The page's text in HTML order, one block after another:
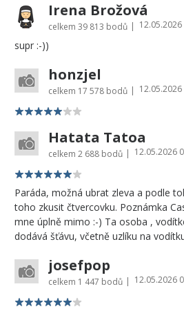
Irena Brožová
celkem 39 813 bodů | 12.05.2026
supr :-))
honzjel
celkem 17 578 bodů |
Hatata Tatoa
celkem 2 688 bodů | 12.05.2026
Paráda, možná ubrat zleva a podle
toho zkusit čtvercovku. Poznámka
mne úplně mimo :-) Ta osoba ,
dodává šťávu, včetně uzlíku na
josefpop
celkem 1 447 bodů | 12.05.2026